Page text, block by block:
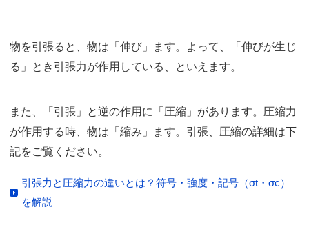
物を引張ると、物は「伸び」ます。よって、「伸びが生じ
る」とき引張力が作用している、といえます。
また、「引張」と逆の作用に「圧縮」があります。圧縮力
が作用する時、物は「縮み」ます。引張、圧縮の詳細は下
記をご覧ください。
引張力と圧縮力の違いとは？符号・強度・記号（σt・σc）
を解説